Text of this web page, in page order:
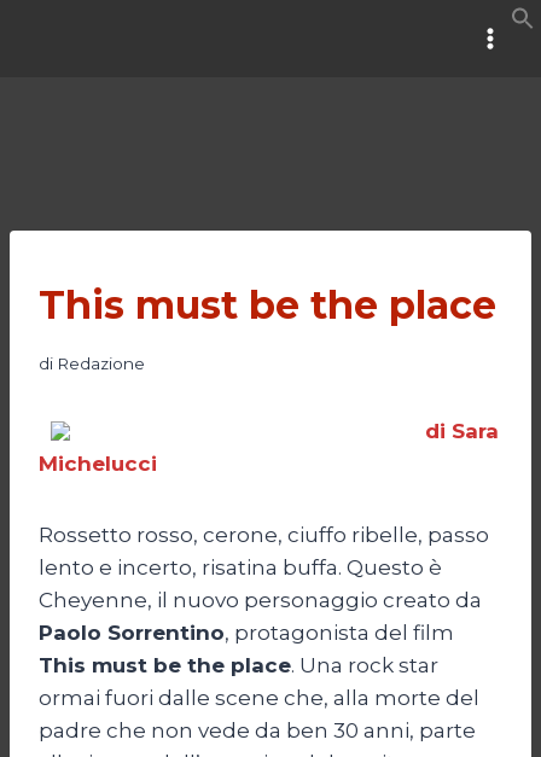
This must be the place
di Redazione
di Sara
Michelucci
Rossetto rosso, cerone, ciuffo ribelle, passo
lento e incerto, risatina buffa. Questo è
Cheyenne, il nuovo personaggio creato da
Paolo Sorrentino, protagonista del film
This must be the place. Una rock star
ormai fuori dalle scene che, alla morte del
padre che non vede da ben 30 anni, parte